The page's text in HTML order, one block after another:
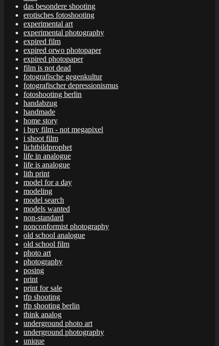
das besondere shooting
erotisches fotoshooting
experimental art
experimental photography
expired film
expired orwo photopaper
expired photopaper
film is not dead
fotografische gegenkultur
fotografischer depressionismus
fotoshooting berlin
handabzug
handmade
home story
i buy film - not megapixel
i shoot film
lichtbildprophet
life in analogue
life is analogue
lith print
model for a day
modeling
model search
models wanted
non-standard
nonconformist photography
old school analogue
old school film
photo art
photography
posing
print
print for sale
tfp shooting
tfp shooting berlin
think analog
underground photo art
underground photography
unique